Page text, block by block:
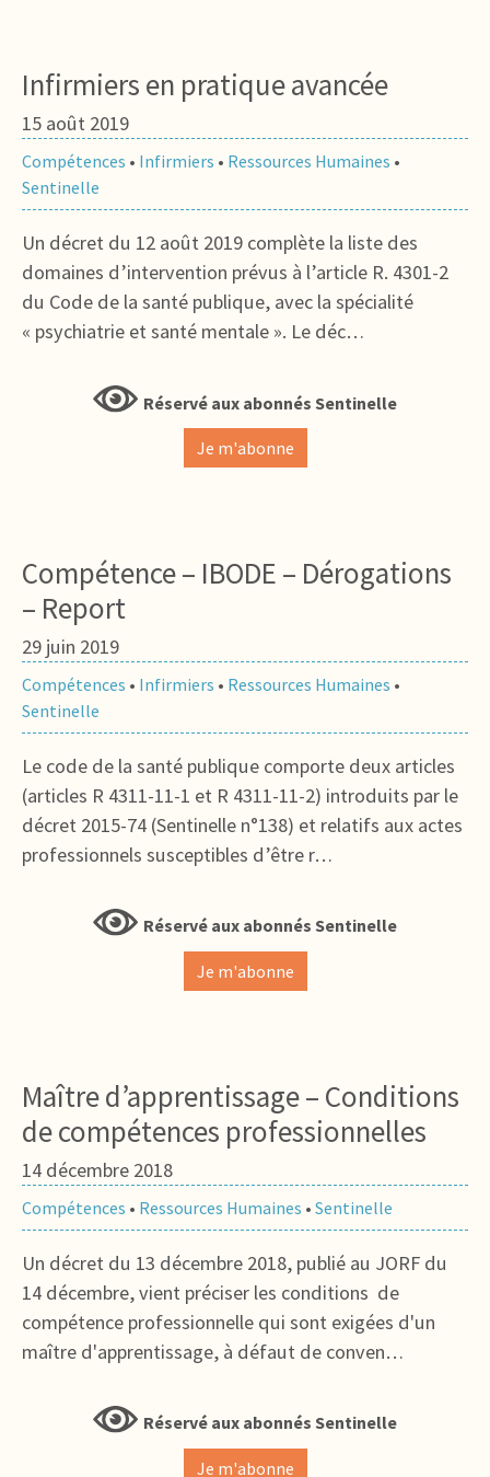
Infirmiers en pratique avancée
15 août 2019
Compétences • Infirmiers • Ressources Humaines •
Sentinelle
Un décret du 12 août 2019 complète la liste des
domaines d’intervention prévus à l’article R. 4301-2
du Code de la santé publique, avec la spécialité
« psychiatrie et santé mentale ». Le déc…
Réservé aux abonnés Sentinelle
Je m'abonne
Compétence – IBODE – Dérogations
– Report
29 juin 2019
Compétences • Infirmiers • Ressources Humaines •
Sentinelle
Le code de la santé publique comporte deux articles
(articles R 4311-11-1 et R 4311-11-2) introduits par le
décret 2015-74 (Sentinelle n°138) et relatifs aux actes
professionnels susceptibles d’être r…
Réservé aux abonnés Sentinelle
Je m'abonne
Maître d’apprentissage – Conditions
de compétences professionnelles
14 décembre 2018
Compétences • Ressources Humaines • Sentinelle
Un décret du 13 décembre 2018, publié au JORF du
14 décembre, vient préciser les conditions de
compétence professionnelle qui sont exigées d'un
maître d'apprentissage, à défaut de conven…
Réservé aux abonnés Sentinelle
Je m'abonne